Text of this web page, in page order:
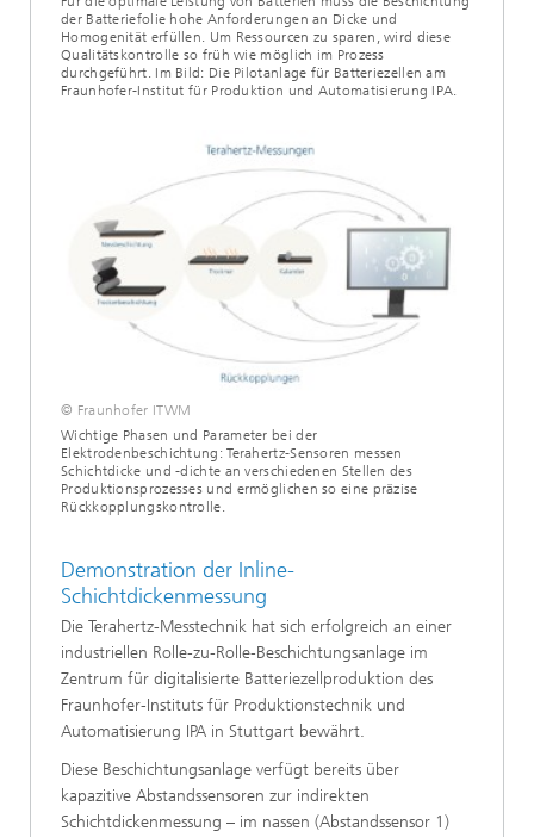
der Batteriefolie hohe Anforderungen an Dicke und
Homogenität erfüllen. Um Ressourcen zu sparen, wird diese
Qualitätskontrolle so früh wie möglich im Prozess
durchgeführt. Im Bild: Die Pilotanlage für Batteriezellen am
Fraunhofer-Institut für Produktion und Automatisierung IPA.
© Fraunhofer ITWM
Wichtige Phasen und Parameter bei der
Elektrodenbeschichtung: Terahertz-Sensoren messen
Schichtdicke und -dichte an verschiedenen Stellen des
Produktionsprozesses und ermöglichen so eine präzise
Rückkopplungskontrolle.
Demonstration der Inline-
Schichtdickenmessung
Die Terahertz-Messtechnik hat sich erfolgreich an einer
industriellen Rolle-zu-Rolle-Beschichtungsanlage im
Zentrum für digitalisierte Batteriezellproduktion des
Fraunhofer-Instituts für Produktionstechnik und
Automatisierung IPA in Stuttgart bewährt.
Diese Beschichtungsanlage verfügt bereits über
kapazitive Abstandssensoren zur indirekten
Schichtdickenmessung – im nassen (Abstandssensor 1)